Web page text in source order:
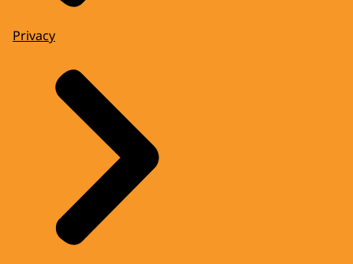
Privacy